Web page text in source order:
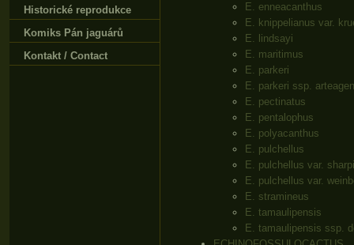
E. enneacanthus
E. knippelianus var.
E. lindsayi
E. maritimus
E. parkeri
E. parkeri ssp.
E. pectinatus
E. pentalophus
E. polyacanthus
E. pulchellus
E. pulchellus var.
E. pulchellus var.
E. stramineus
E. tamaulipensis
E. tamaulipensis ssp.
Historické reprodukce
Komiks Pán jaguárů
Kontakt / Contact